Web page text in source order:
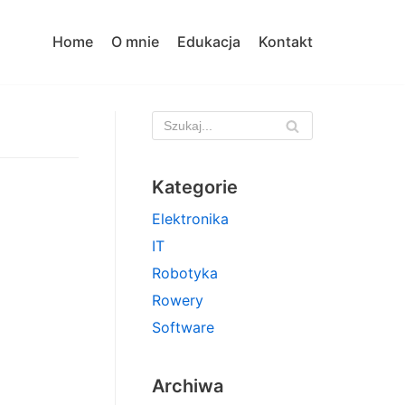
Home O mnie Edukacja Kontakt
Kategorie
Elektronika
IT
Robotyka
Rowery
Software
Archiwa